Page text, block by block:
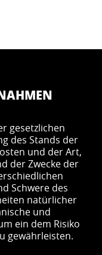
gesetzlichen
des Stands der
und der Art,
der Zwecke der
Schwere des
natürlicher
und
ein dem Risiko
gewährleisten.